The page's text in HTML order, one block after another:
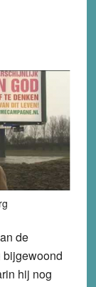
de
bijgewoond
hij nog